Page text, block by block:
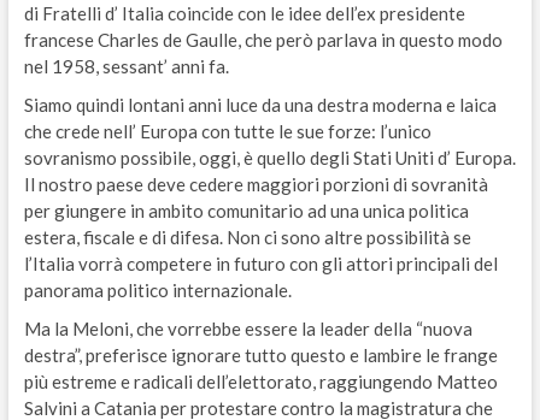
di Fratelli d’ Italia coincide con le idee dell’ex presidente
francese Charles de Gaulle, che però parlava in questo modo
nel 1958, sessant’ anni fa.
Siamo quindi lontani anni luce da una destra moderna e laica
che crede nell’ Europa con tutte le sue forze: l’unico
sovranismo possibile, oggi, è quello degli Stati Uniti d’ Europa.
Il nostro paese deve cedere maggiori porzioni di sovranità
per giungere in ambito comunitario ad una unica politica
estera, fiscale e di difesa. Non ci sono altre possibilità se
l’Italia vorrà competere in futuro con gli attori principali del
panorama politico internazionale.
Ma la Meloni, che vorrebbe essere la leader della “nuova
destra”, preferisce ignorare tutto questo e lambire le frange
più estreme e radicali dell’elettorato, raggiungendo Matteo
Salvini a Catania per protestare contro la magistratura che